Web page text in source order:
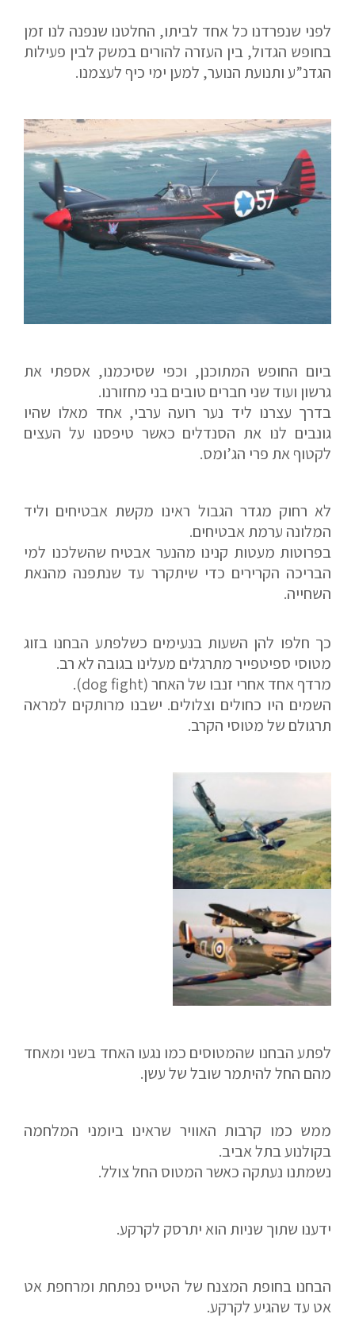
לפני שנפרדנו כל אחד לביתו, החלטנו שנפנה לנו זמן
בחופש הגדול, בין העזרה להורים במשק לבין פעילות
הגדנ”ע ותנועת הנוער, למען ימי כיף לעצמנו.
ביום החופש המתוכנן, וכפי שסיכמנו, אספתי את
גרשון ועוד שני חברים טובים בני מחזורנו.
בדרך עצרנו ליד נער רועה ערבי, אחד מאלו שהיו
גונבים לנו את הסנדלים כאשר טיפסנו על העצים
לקטוף את פרי הג’ומס.
לא רחוק מגדר הגבול ראינו מקשת אבטיחים וליד
המלונה ערמת אבטיחים.
בפרוטות מעטות קנינו מהנער אבטיח שהשלכנו למי
הבריכה הקרירים כדי שיתקרר עד שנתפנה מהנאת
השחייה.
כך חלפו להן השעות בנעימים כשלפתע הבחנו בזוג
מטוסי ספיטפייר מתרגלים מעלינו בגובה לא רב.
מרדף אחד אחרי זנבו של האחר (dog fight).
השמים היו כחולים וצלולים. ישבנו מרותקים למראה
תרגולם של מטוסי הקרב.
לפתע הבחנו שהמטוסים כמו נגעו האחד בשני ומאחד
מהם החל להיתמר שובל של עשן.
ממש כמו קרבות האוויר שראינו ביומני המלחמה
בקולנוע בתל אביב.
נשמתנו נעתקה כאשר המטוס החל צולל.
ידענו שתוך שניות הוא יתרסק לקרקע.
הבחנו בחופת המצנח של הטייס נפתחת ומרחפת אט
אט עד שהגיע לקרקע.
אם הגעתם לפה,
סימן שאתם מעוניינים
נשמח לשוחח אתכם, לענות על כל שאלה
ולעזור לכם להגשים את החלומות שלכם בעולם התעופה.
השאירו לנו פרטים ונחזור אליכם.
דוא"ל
טלפון
הערות ושאלות
שלח הודעה